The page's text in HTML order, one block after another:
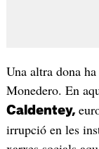
Una altra dona
Monedero. En
Caldentey,
irrupció en les